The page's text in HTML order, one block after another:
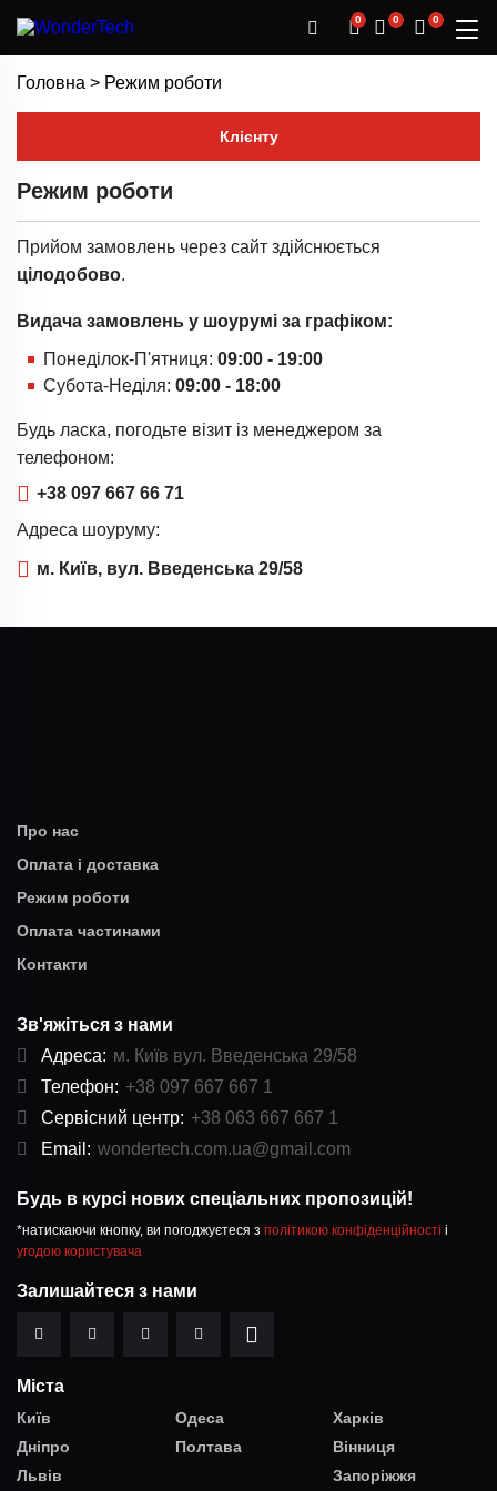
0 0 0
Головна > Режим роботи
Клієнту
Режим роботи
Прийом замовлень через сайт здійснюється
цілодобово.
Видача замовлень у шоурумі за графіком:
Понеділок-П'ятниця: 09:00 - 19:00
Субота-Неділя: 09:00 - 18:00
Будь ласка, погодьте візит із менеджером за
телефоном:
+38 097 667 66 71
Адреса шоуруму:
м. Київ, вул. Введенська 29/58
Про нас
Оплата і доставка
Режим роботи
Оплата частинами
Контакти
Зв'яжіться з нами
Адреса: м. Київ вул. Введенська 29/58
Телефон: +38 097 667 667 1
Сервісний центр: +38 063 667 667 1
Email: wondertech.com.ua@gmail.com
Будь в курсі нових спеціальних пропозицій!
*натискаючи кнопку, ви погоджуєтеся з політикою конфіденційності і
угодою користувача
Залишайтеся з нами
Міста
Київ Одеса
Харків
Дніпро
Полтава
Вінниця
Львів
Запоріжжя